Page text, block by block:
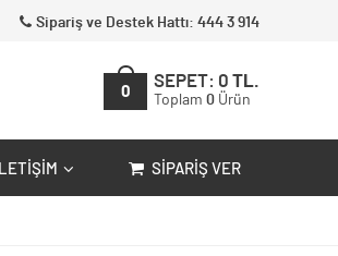
Sipariş ve Destek Hattı: 444 3 914
0
SEPET: 0 TL.
Toplam 0 Ürün
İLETIŞIM SIPARIŞ VER